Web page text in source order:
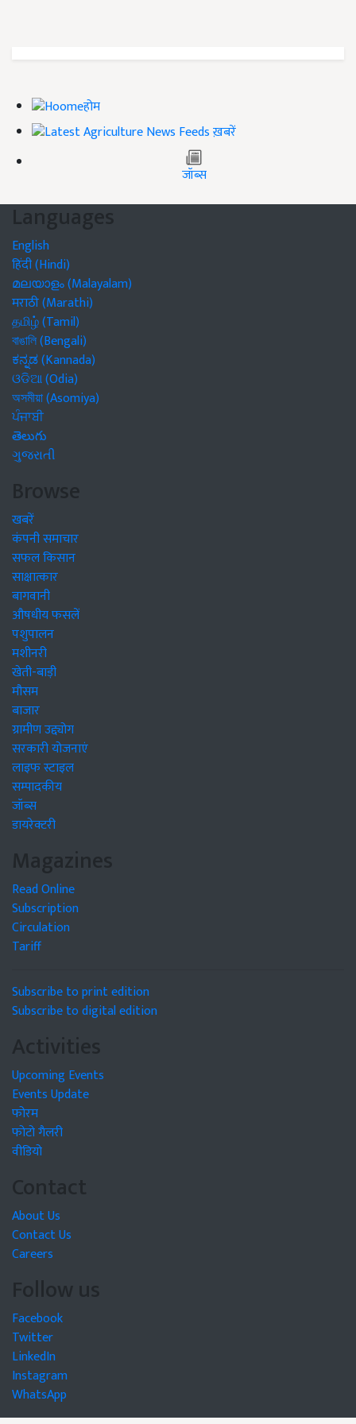
होम
ख़बरें
जॉब्स
Languages
English
हिंदी (Hindi)
മലയാളം (Malayalam)
मराठी (Marathi)
தமிழ் (Tamil)
বাঙালি (Bengali)
ಕನ್ನಡ (Kannada)
ଓଡିଆ (Odia)
অসমীয়া (Asomiya)
ਪੰਜਾਬੀ
తెలుగు
ગુજરાતી
Browse
खबरें
कंपनी समाचार
सफल किसान
साक्षात्कार
बागवानी
औषधीय फसलें
पशुपालन
मशीनरी
खेती-बाड़ी
मौसम
बाजार
ग्रामीण उद्द्योग
सरकारी योजनाएं
लाइफ स्टाइल
सम्पादकीय
जॉब्स
डायरेक्टरी
Magazines
Read Online
Subscription
Circulation
Tariff
Subscribe to print edition
Subscribe to digital edition
Activities
Upcoming Events
Events Update
फोरम
फोटो गैलरी
वीडियो
Contact
About Us
Contact Us
Careers
Follow us
Facebook
Twitter
LinkedIn
Instagram
WhatsApp